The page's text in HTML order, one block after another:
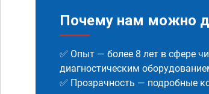
Почему нам можно
✅ Опыт — более 8 лет в сфере
диагностическим
✅ Прозрачность — подробные